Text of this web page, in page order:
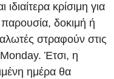
κρίσιμη για
δοκιμή ή
στραφούν στις
Έτσι, η
ημέρα θα